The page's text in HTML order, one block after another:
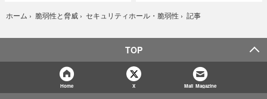
ホーム › 脆弱性と脅威 › セキュリティホール・脆弱性 › 記事
TOP
Home X Mail Magazine